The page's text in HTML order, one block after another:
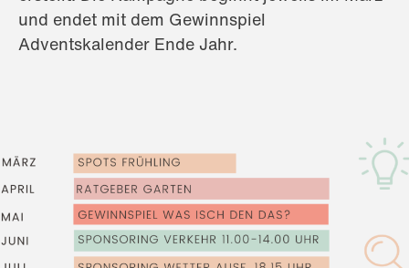
und endet mit dem Gewinnspiel
Adventskalender Ende Jahr.